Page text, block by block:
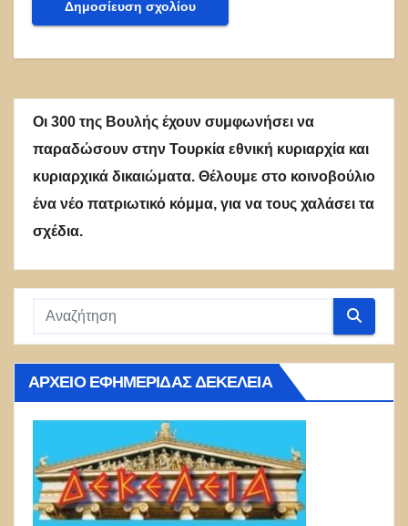
Οι 300 της Βουλής έχουν συμφωνήσει να
παραδώσουν στην Τουρκία εθνική κυριαρχία και
κυριαρχικά δικαιώματα. Θέλουμε στο κοινοβούλιο
ένα νέο πατριωτικό κόμμα, για να τους χαλάσει τα
σχέδια.
ΑΡΧΕΊΟ ΕΦΗΜΕΡΊΔΑΣ ΔΕΚΈΛΕΙΑ